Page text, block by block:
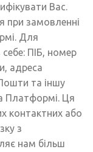
Вас.
при замовленні
Для
ПІБ, номер
адреса
та іншу
Платформі. Ця
контактних або
з
нам більш